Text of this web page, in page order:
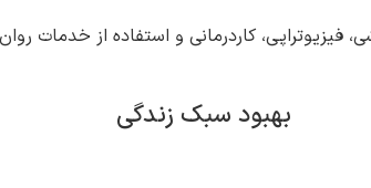
کاردرمانی و استفاده از خدمات
بهبود سبک زندگی